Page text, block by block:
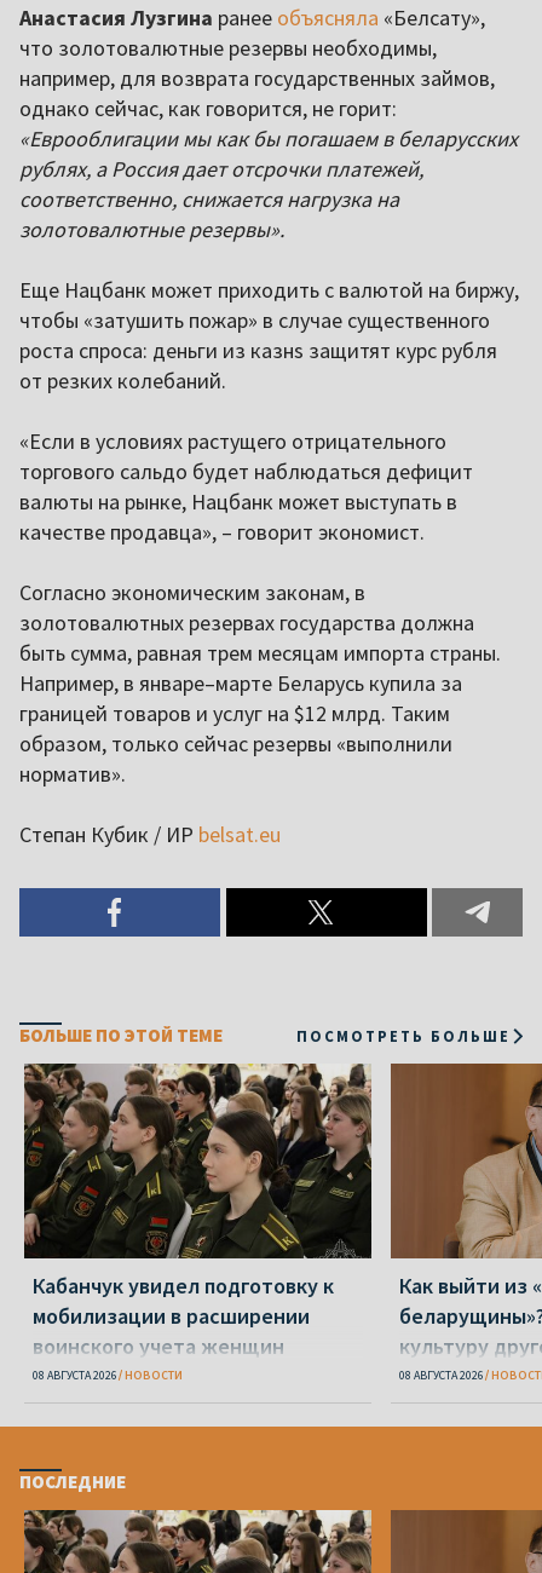
Анастасия Лузгина ранее объясняла «Белсату»,
что золотовалютные резервы необходимы,
например, для возврата государственных займов,
однако сейчас, как говорится, не горит:
«Еврооблигации мы как бы погашаем в беларусских
рублях, а Россия дает отсрочки платежей,
соответственно, снижается нагрузка на
золотовалютные резервы».
Еще Нацбанк может приходить с валютой на биржу,
чтобы «затушить пожар» в случае существенного
роста спроса: деньги из казнs защитят курс рубля
от резких колебаний.
«Если в условиях растущего отрицательного
торгового сальдо будет наблюдаться дефицит
валюты на рынке, Нацбанк может выступать в
качестве продавца», – говорит экономист.
Согласно экономическим законам, в
золотовалютных резервах государства должна
быть сумма, равная трем месяцам импорта страны.
Например, в январе–марте Беларусь купила за
границей товаров и услуг на $12 млрд. Таким
образом, только сейчас резервы «выполнили
норматив».
Степан Кубик / ИР belsat.eu
БОЛЬШЕ ПО ЭТОЙ ТЕМЕ ПОСМОТРЕТЬ БОЛЬШЕ
Кабанчук увидел подготовку к
мобилизации в расширении
воинского учета женщин
08 АВГУСТА 2026 НОВОСТИ
Как выйти из
культуру
08 АВГУСТА 2026
ПОСЛЕДНИЕ